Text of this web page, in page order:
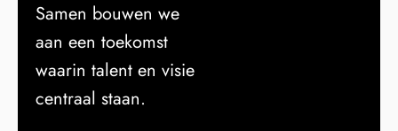
Samen bouwen we
aan een toekomst
waarin talent en visie
centraal staan.